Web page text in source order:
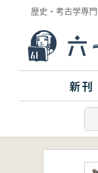
歴史・考古学専
新刊